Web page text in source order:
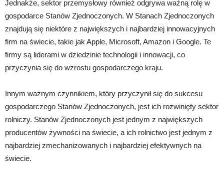
Jednakże, sektor przemysłowy również odgrywa ważną rolę w
gospodarce Stanów Zjednoczonych. W Stanach Zjednoczonych
znajdują się niektóre z największych i najbardziej innowacyjnych
firm na świecie, takie jak Apple, Microsoft, Amazon i Google. Te
firmy są liderami w dziedzinie technologii i innowacji, co
przyczynia się do wzrostu gospodarczego kraju.
Innym ważnym czynnikiem, który przyczynił się do sukcesu
gospodarczego Stanów Zjednoczonych, jest ich rozwinięty sektor
rolniczy. Stanów Zjednoczonych jest jednym z największych
producentów żywności na świecie, a ich rolnictwo jest jednym z
najbardziej zmechanizowanych i najbardziej efektywnych na
świecie.